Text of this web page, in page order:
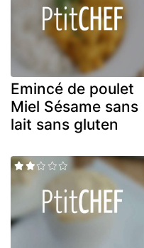
Emincé de poulet
Miel Sésame sans
lait sans gluten